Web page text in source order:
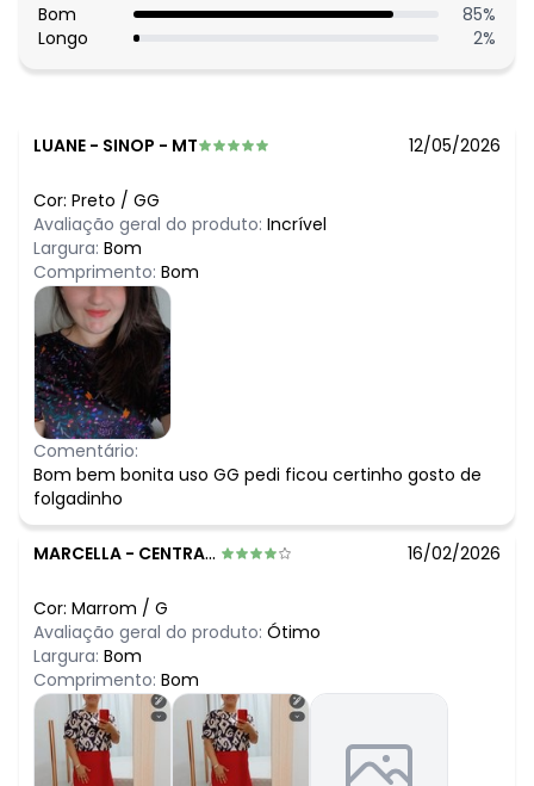
Bom
85%
Longo
2%
LUANE - SINOP - MT 12/05/2026
Cor: Preto / GG
Avaliação geral do produto: Incrível
Largura: Bom
Comprimento: Bom
Comentário:
Bom bem bonita uso GG pedi ficou certinho gosto de
folgadinho
MARCELLA - CENTRAL DE MINAS - MG 16/02/2026
Cor: Marrom / G
Avaliação geral do produto: Ótimo
Largura: Bom
Comprimento: Bom